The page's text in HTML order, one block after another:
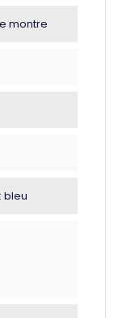
montre
bleu